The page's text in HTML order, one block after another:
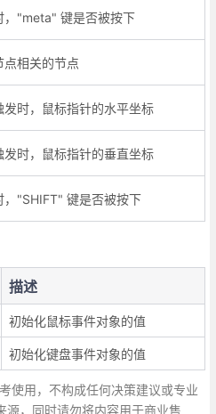
，"meta" 键是否被按下
相关的节点
时，鼠标指针的水平坐标
时，鼠标指针的垂直坐标
，"SHIFT" 键是否被按下
描述
初始化鼠标事件对象的值
初始化键盘事件对象的值
使用，不构成任何决策建议或专业
，同时请勿将内容用于商业售